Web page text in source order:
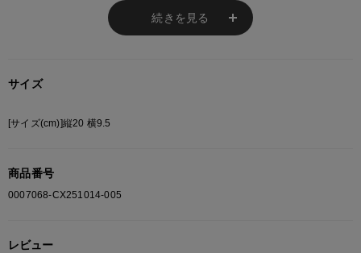
モニターの設定状況によって、実際の商品と 若干色が異なる場合がございま
総柄の商品は使用している生地の部分によって 写真と異なる場合がございま
ご迷惑をお掛け致しますが 何卒ご了承下さいますようお願い致します。
続きを見る
サイズ
[サイズ(cm)]縦20 横9.5
商品番号
0007068-CX251014-005
レビュー